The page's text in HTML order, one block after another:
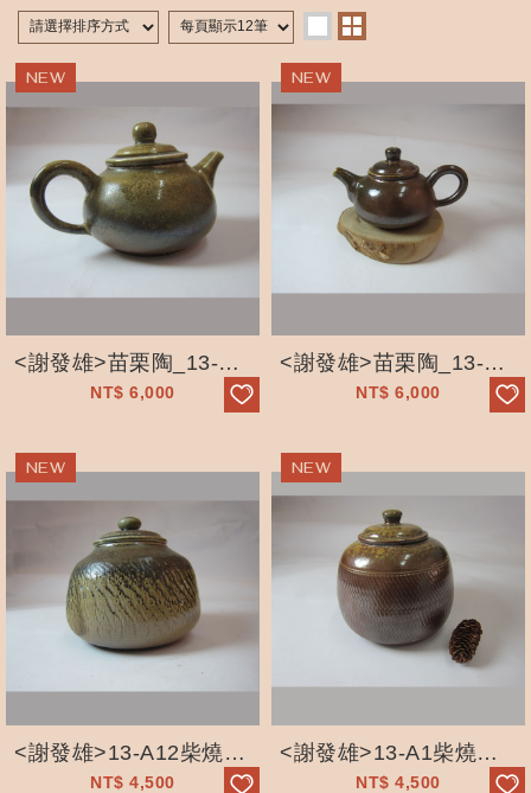
<謝發雄>苗栗陶_13-A4柴燒壺_手工拉坯_自然落灰
NT$ 6,000
<謝發雄>苗栗陶_13-A2柴燒壺_手工拉坯_自然落灰
NT$ 6,000
<謝發雄>13-A12柴燒茶倉_茶罐
NT$ 4,500
<謝發雄>13-A1柴燒茶倉_茶罐
NT$ 4,500